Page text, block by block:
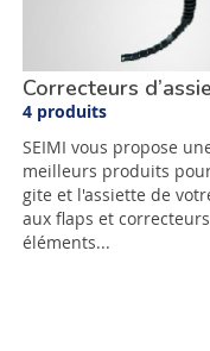
Correcteurs
4 produits
SEIMI vous propose
meilleurs produits
gite et l'assiette de
aux flaps et
éléments...